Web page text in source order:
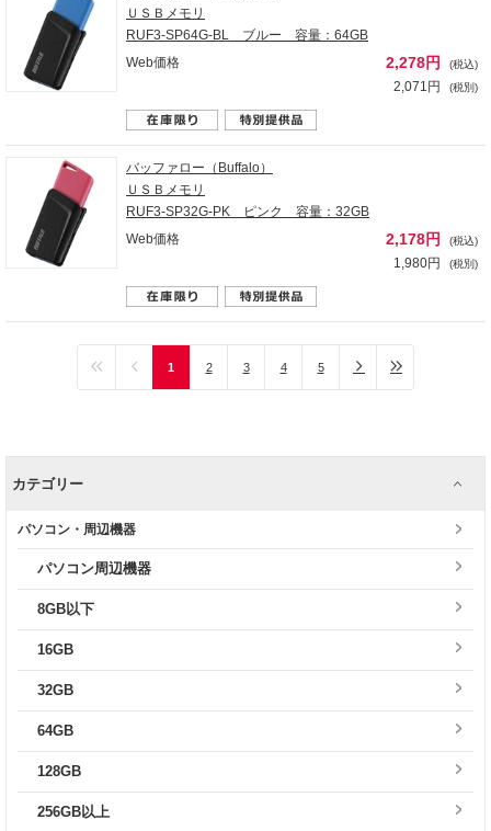
ＵＳＢメモリ
RUF3-SP64G-BL ブルー 容量：64GB
Web価格
2,278円 (税込)
2,071円 (税別)
バッファロー（Buffalo）
ＵＳＢメモリ
RUF3-SP32G-PK ピンク 容量：32GB
Web価格
2,178円 (税込)
1,980円 (税別)
1 2 3 4 5
カテゴリー
パソコン・周辺機器
パソコン周辺機器
8GB以下
16GB
32GB
64GB
128GB
256GB以上